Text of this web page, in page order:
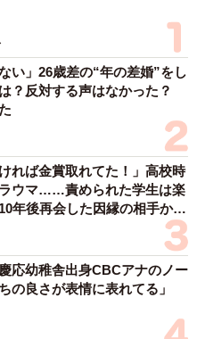
い」26歳差の“年の差婚”をし
？反対する声はなかった？
れば金賞取れてた！」高校時
ウマ……責められた学生は楽
年後再会した因縁の相手から
応幼稚舎出身CBCアナのノー
の良さが表情に表れてる」